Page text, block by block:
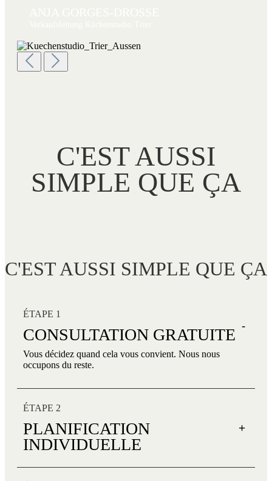
C'EST AUSSI
SIMPLE QUE ÇA
C'EST AUSSI SIMPLE QUE ÇA
ÉTAPE 1
CONSULTATION GRATUITE -
Vous décidez quand cela vous convient. Nous nous
occupons du reste.
ÉTAPE 2
PLANIFICATION
INDIVIDUELLE
+